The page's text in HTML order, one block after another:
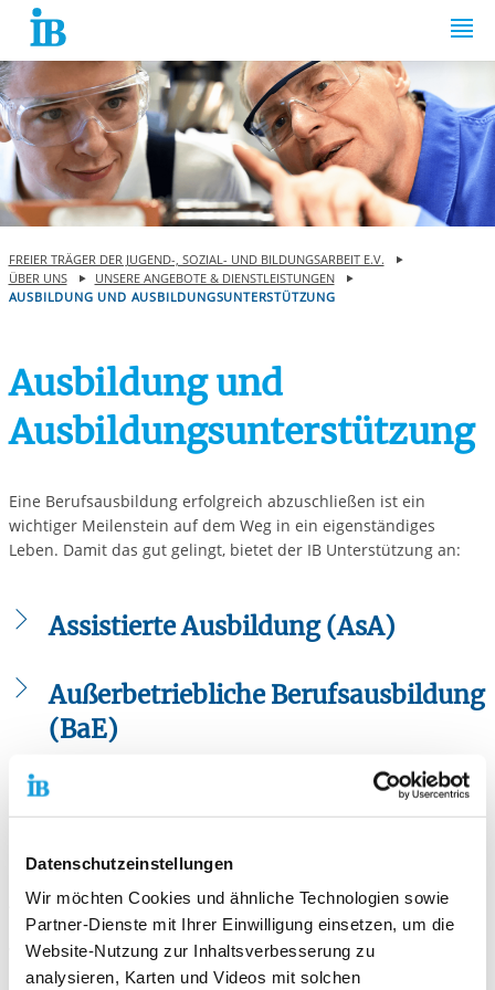
Datenschutzeinstellungen
Wir möchten Cookies und ähnliche Technologien sowie
Partner-Dienste mit Ihrer Einwilligung einsetzen, um die
Website-Nutzung zur Inhaltsverbesserung zu
analysieren, Karten und Videos mit solchen
Springe zum Inhalt
FREIER TRÄGER DER JUGEND-, SOZIAL- UND BILDUNGSARBEIT E.V.
ÜBER UNS
UNSERE ANGEBOTE & DIENSTLEISTUNGEN
AUSBILDUNG UND AUSBILDUNGSUNTERSTÜTZUNG
Ausbildung und
Ausbildungsunterstützung
Eine Berufsausbildung erfolgreich abzuschließen ist ein
wichtiger Meilenstein auf dem Weg in ein eigenständiges
Leben. Damit das gut gelingt, bietet der IB Unterstützung an:
Assistierte Ausbildung (AsA)
Damit die Ausbildung erfolgreich gelingt
Mit der Assistierten Ausbildung (AsA) gönnen sich
Auszubildende und ihrer Ausbildung gewissermaßen
Berufsausbildung erfolgreich abzuschließen und dieses
persönlichen und organisatorischen Fragen.
Vorteile der Assistierten Ausbildung
Im Rahmen der Assistierten Ausbildung besteht die
Möglichkeit:
Außerbetriebliche Berufsausbildung
(BaE)
Nicht immer gelingt der direkte Einstieg in eine
mit dem gleichen anerkannten Berufsabschluss.
Die Varianten der BaE
Kooperative Variante
Praktische Ausbildung in einem Kooperationsbetrieb
Unsere Angebote zur Ausbildung und
Ausbildungsunterstützung an verschiedenen Standorten in
Deutschland können in der interaktiven Kartenansicht entdeckt
werden: